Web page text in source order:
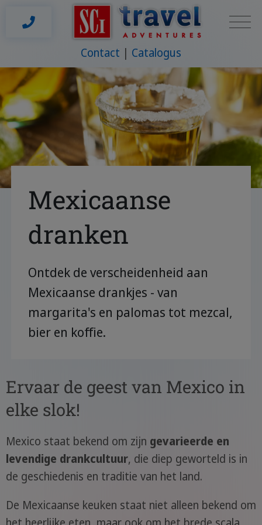
Contact Catalogus
Mexicaanse
dranken
Ontdek de verscheidenheid aan
Mexicaanse drankjes - van
margarita's en palomas tot mezcal,
bier en koffie.
Ervaar de geest van Mexico in
elke slok!
Mexico staat bekend om zijn gevarieerde en
levendige drankcultuur, die diep geworteld is in
de geschiedenis en traditie van het land.
De Mexicaanse keuken staat niet alleen bekend om